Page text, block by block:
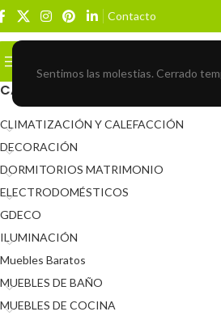
Sentimos las molestias. Cerrado
Contacto
CATEGORÍAS DEL PRODUCTO
CLIMATIZACIÓN Y CALEFACCIÓN
DECORACIÓN
DORMITORIOS MATRIMONIO
ELECTRODOMÉSTICOS
GDECO
ILUMINACIÓN
Muebles Baratos
MUEBLES DE BAÑO
MUEBLES DE COCINA